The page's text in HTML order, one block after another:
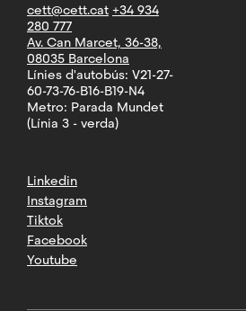
cett@cett.cat +34 934
280 777
Av. Can Marcet, 36-38,
08035 Barcelona
Línies d'autobús: V21-27-
60-73-76-B16-B19-N4
Metro: Parada Mundet
(Línia 3 - verda)
Linkedin
Instagram
Tiktok
Facebook
Youtube